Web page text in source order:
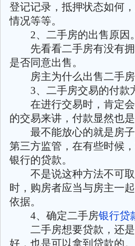
登记记录，抵押状态如何
情况等等。
2、二手房的出售原因。
先看看二手房有没有拥
是否同意出售。
房主为什么出售二手房
3、二手房交易的付款
在进行交易时，肯定会
的交易来讲，付款显然也
最不能放心的就是房子
第三方监管，在有些时候
银行的贷款。
不是说这种方法不可取
时，购房者应当与房主一
依据。
4、确定二手房银行贷
二手房想要贷款，还是
好，也是可以拿到贷款的。